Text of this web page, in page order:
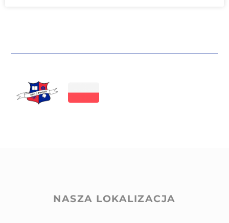
NASZA LOKALIZACJA